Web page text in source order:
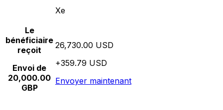
Xe
Le
bénéficiaire
reçoit
Envoi de
20,000.00
GBP
26,730.00 USD
+359.79 USD
Envoyer maintenant